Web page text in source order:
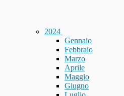
2024
Gennaio
Febbraio
Marzo
Aprile
Maggio
Giugno